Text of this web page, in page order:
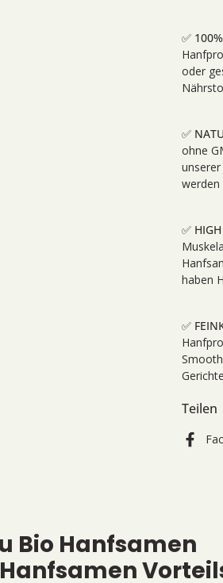
✅
oder
✅
ohne
werden
✅
haben
✅
Teilen
Bio Hanfsamen